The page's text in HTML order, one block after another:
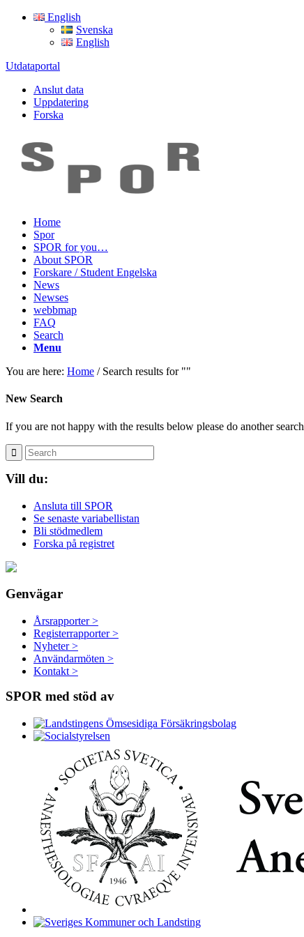
English
Svenska
English
Utdataportal
Anslut data
Uppdatering
Forska
Home
Spor
SPOR for you…
About SPOR
Forskare / Student Engelska
News
Newses
webbmap
FAQ
Search
Menu
You are here: Home / Search results for ""
New Search
If you are not happy with the results below please do another search
Vill du:
Ansluta till SPOR
Se senaste variabellistan
Bli stödmedlem
Forska på registret
Genvägar
Årsrapporter >
Registerrapporter >
Nyheter >
Användarmöten >
Kontakt >
SPOR med stöd av